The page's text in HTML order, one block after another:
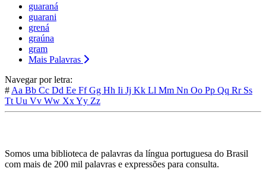
guaraná
guarani
grená
graúna
gram
Mais Palavras
Navegar por letra:
# Aa Bb Cc Dd Ee FfGg Hh Ii Jj Kk Ll Mm Nn Oo Pp Qq Rr Ss
Tt Uu Vv Ww XxYy Zz
Somos uma biblioteca de palavras da língua portuguesa do Brasil
com mais de 200 mil palavras e expressões para consulta.